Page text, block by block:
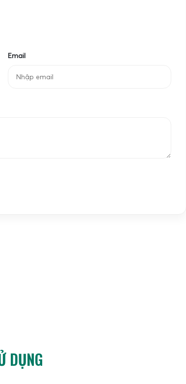
hiện đại, cho phép đo lường chính xác với sai số
bật bao gồm:
liên tục trong môi trường ngập nước, phù hợp
dễ đọc và các phím chức năng đơn giản giúp
Email
DỤNG